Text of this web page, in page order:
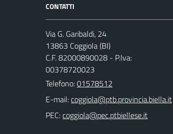
CONTATTI
Via G. Garibaldi, 24
13863 Coggiola (BI)
C.F. 82000890028 - P.Iva:
00378720023
Telefono:01578512
E-mail:
PEC: